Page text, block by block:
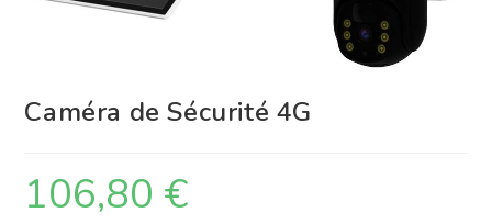
Caméra de Sécurité 4G
106,80 €